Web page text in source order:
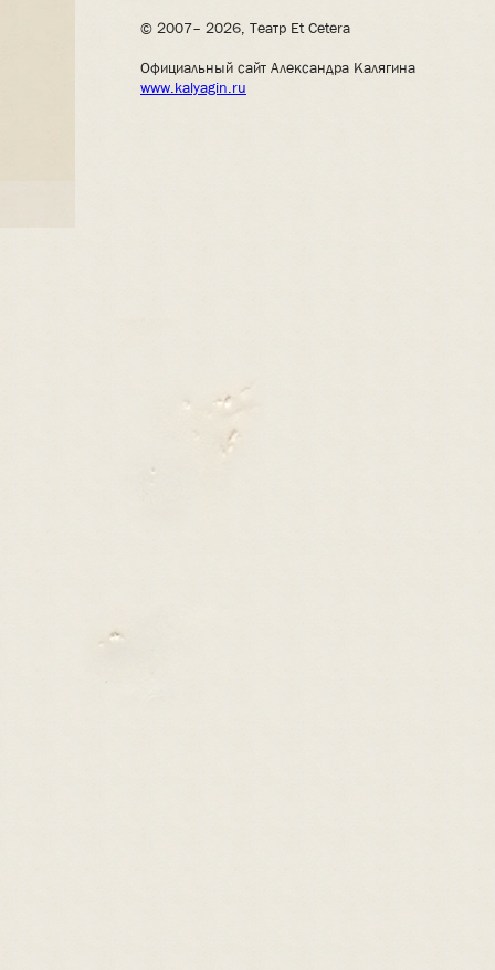
© 2007– 2026, Театр Et Cetera
Официальный сайт Александра Калягина
www.kalyagin.ru